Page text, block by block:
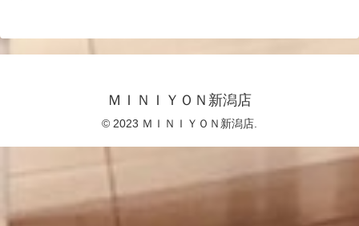
ＭＩＮＩＹＯＮ新潟店
© 2023 ＭＩＮＩＹＯＮ新潟店.